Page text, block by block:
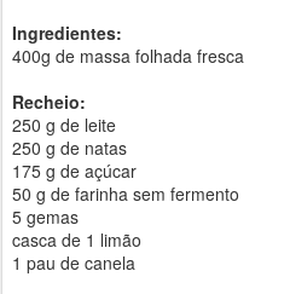
Ingredientes:
400g de massa folhada fresca
Recheio:
250 g de leite
250 g de natas
175 g de açúcar
50 g de farinha sem fermento
5 gemas
casca de 1 limão
1 pau de canela